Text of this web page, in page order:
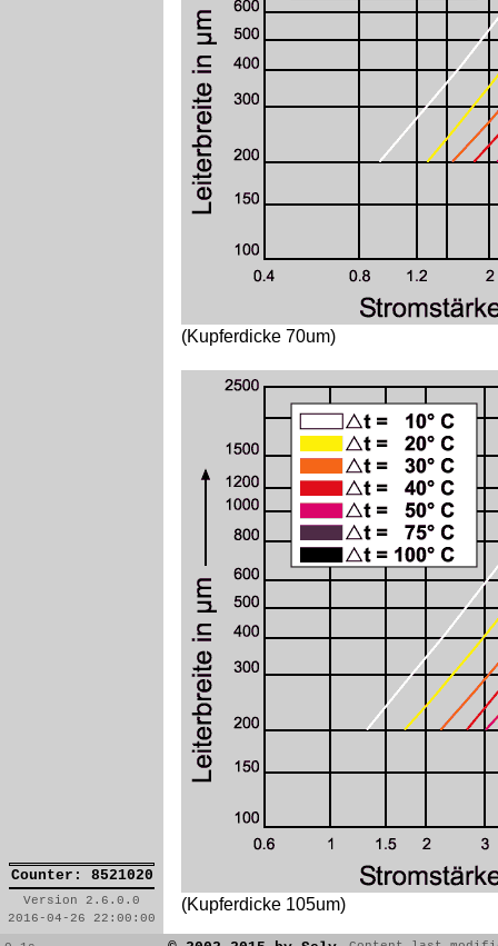
(Kupferdicke 70um)
(Kupferdicke 105um)
Counter: 8521020
Version 2.6.0.0
2016-04-26 22:00:00